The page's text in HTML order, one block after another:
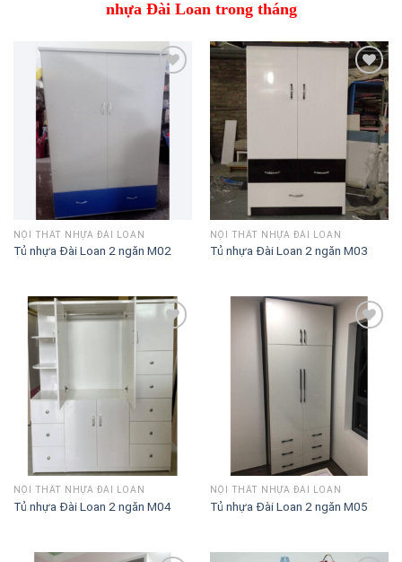
nhựa Đài Loan trong tháng
Lưu
vào
danh
sách
NỘI THẤT NHỰA ĐÀI LOAN
Tủ nhựa Đài Loan 2 ngăn M02
Lưu
vào
danh
sách
NỘI THẤT NHỰA ĐÀI LOAN
Tủ nhựa Đài Loan 2 ngăn M03
vào
danh
sách
NỘI THẤT NHỰA ĐÀI LOAN
Tủ nhựa Đài Loan 2 ngăn M04
danh
NỘI THẤT NHỰA ĐÀI LOAN
Tủ nhựa Đài Loan 2 ngăn M05